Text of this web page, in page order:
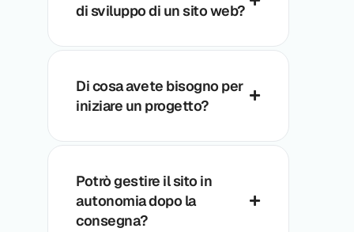
di sviluppo di un sito web?
Di cosa avete bisogno per
iniziare un progetto?
Potrò gestire il sito in
autonomia dopo la
consegna?